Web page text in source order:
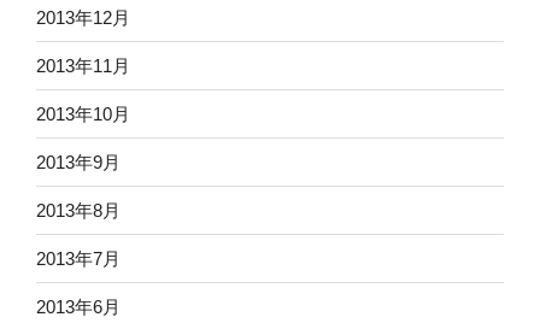
2013年12月
2013年11月
2013年10月
2013年9月
2013年8月
2013年7月
2013年6月